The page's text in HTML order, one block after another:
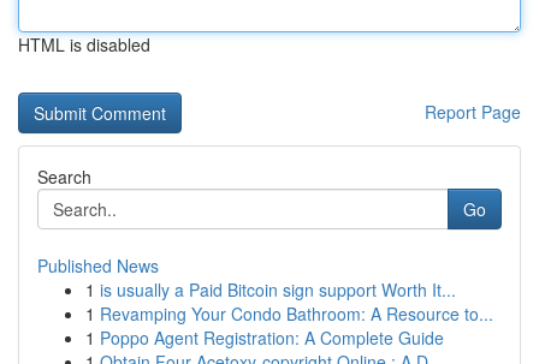
HTML is disabled
Report Page
Search
Go
Published News
1 is usually a Paid Bitcoin sign support Worth It...
1 Revamping Your Condo Bathroom: A Resource to...
1 Poppo Agent Registration: A Complete Guide